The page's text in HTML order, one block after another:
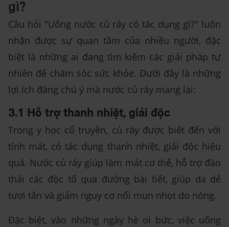
gì?
Câu hỏi "Uống nước củ ráy có tác dụng gì?" luôn
nhận được sự quan tâm của nhiều người, đặc
biệt là những ai đang tìm kiếm các giải pháp tự
nhiên để chăm sóc sức khỏe. Dưới đây là những
lợi ích đáng chú ý mà nước củ ráy mang lại:
3.1 Hỗ trợ thanh nhiệt, giải độc
Trong y học cổ truyền, củ ráy được biết đến với
tính mát, có tác dụng thanh nhiệt, giải độc hiệu
quả. Nước củ ráy giúp làm mát cơ thể, hỗ trợ đào
thải các độc tố qua đường bài tiết, giúp da dẻ
tươi tắn và giảm nguy cơ nổi mụn nhọt do nóng.
Đặc biệt, vào những ngày hè oi bức, việc uống